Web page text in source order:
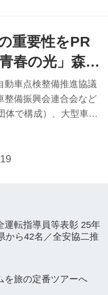
除を集中的に展開し、
社会形成のための徹底
行うとしている。
重要性をPR
春の光」森田
動車点検整備推進協議
整備振興会連合会など
体で構成）、大型車の
）などによる「自動車
動」強化月間が、9月1
運転指導員等表彰 25年
から42名／全安協二推
を旅の定番ツアーへ